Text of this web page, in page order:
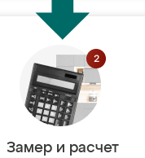
Замер и расчет